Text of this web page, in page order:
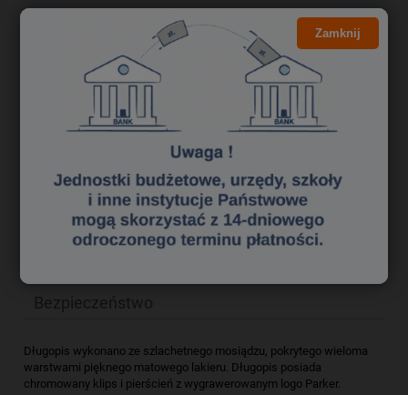
do koszyka
dodaj do przechowalni
Producent:
Kod produktu: dlk0201055
zapytaj o produkt
poleć znajomemu
Bezpieczeństwo
Długopis wykonano ze szlachetnego mosiądzu, pokrytego wieloma
warstwami pięknego matowego lakieru. Długopis posiada
chromowany klips i pierścień z wygrawerowanym logo Parker.
Zamknij